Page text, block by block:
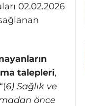
02.02.2026
talepleri,
6) Sağlık ve
önce